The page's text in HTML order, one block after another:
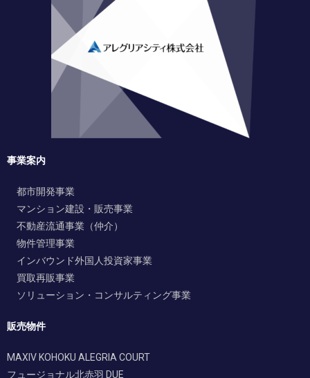
事業案内
都市開発事業
マンション建設・販売事業
不動産流通事業（仲介）
物件管理事業
インバウンド外国人投資家事業
買取再販事業
ソリューション・コンサルティング事業
販売物件
MAXIV KOHOKU ALEGRIA COURT
フュージョナル北赤羽 DUE